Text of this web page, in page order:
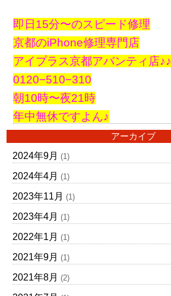
即日15分〜のスピード修理
京都のiPhone修理専門店
アイプラス京都アバンティ店♪♪
0120−510−310
朝10時〜夜21時
年中無休ですよん♪
アーカイブ
2024年9月 (1)
2024年4月 (1)
2023年11月 (1)
2023年4月 (1)
2022年1月 (1)
2021年9月 (1)
2021年8月 (2)